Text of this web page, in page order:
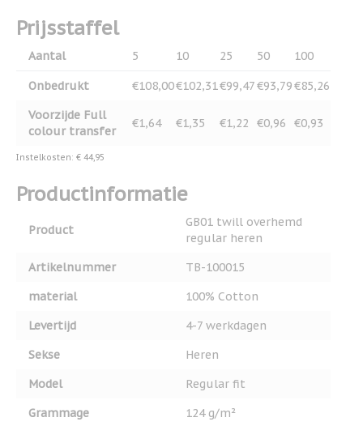
Prijsstaffel
Aantal 5 10 25 50 100
Onbedrukt €108,00€102,31€99,47€93,79€85,26
Voorzijde Full
colour transfer
€1,64 €1,35 €1,22 €0,96 €0,93
Instelkosten: € 44,95
Productinformatie
Product
GB01 twill overhemd
regular heren
Artikelnummer
TB-100015
material
100% Cotton
Levertijd
4-7 werkdagen
Sekse
Heren
Model
Regular fit
Grammage
124 g/m²